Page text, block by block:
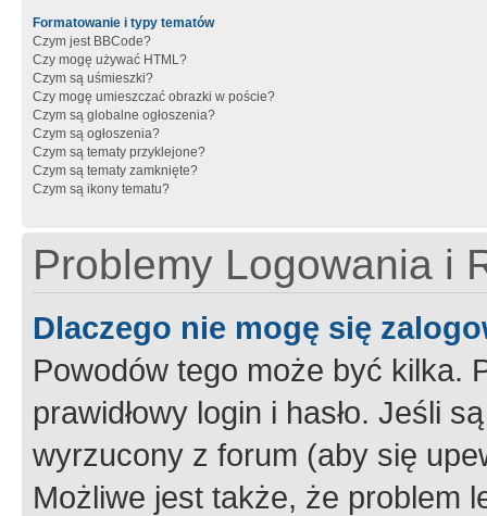
Formatowanie i typy tematów
Czym jest BBCode?
Czy mogę używać HTML?
Czym są uśmieszki?
Czy mogę umieszczać obrazki w poście?
Czym są globalne ogłoszenia?
Czym są ogłoszenia?
Czym są tematy przyklejone?
Czym są tematy zamknięte?
Czym są ikony tematu?
Problemy Logowania i
Dlaczego nie mogę się
Powodów tego może być kilka.
prawidłowy login i hasło. Jeśli
wyrzucony z forum (aby się
Możliwe jest także, że problem